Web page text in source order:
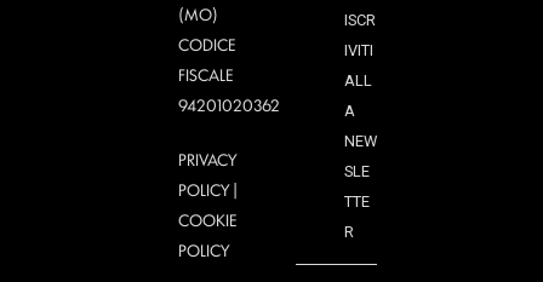
(MO)
CODICE
FISCALE
94201020362
PRIVACY
POLICY|
COOKIE
POLICY
ISCR
IVITI
ALL
A
NEW
SLE
TTE
R